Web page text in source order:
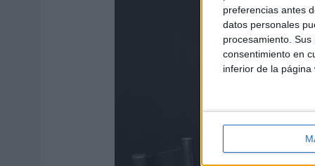
preferencias antes
datos personales
procesamiento.
consentimiento en
inferior de la página